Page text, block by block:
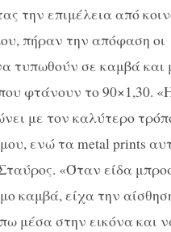
την επιμέλεια από
πήραν την απόφαση οι
τυπωθούν σε καμβά και
φτάνουν το 90×1,30.
με τον καλύτερο
ενώ τα metal prints
«Όταν είδα
καμβά, είχα την
μέσα στην εικόνα και